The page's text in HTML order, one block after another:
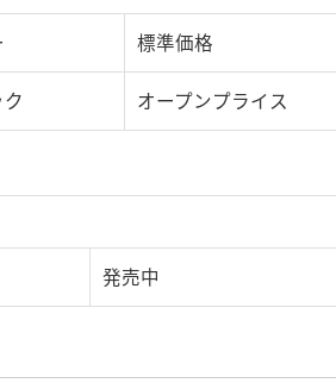
標準価格
オープンプライス
発売中